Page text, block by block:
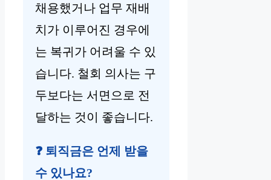
채용했거나 업무 재배
치가 이루어진 경우에
는 복귀가 어려울 수 있
습니다. 철회 의사는 구
두보다는 서면으로 전
달하는 것이 좋습니다.
❓ 퇴직금은 언제 받을
수 있나요?